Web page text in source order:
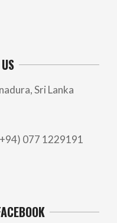
Sri Lanka
077 1229191